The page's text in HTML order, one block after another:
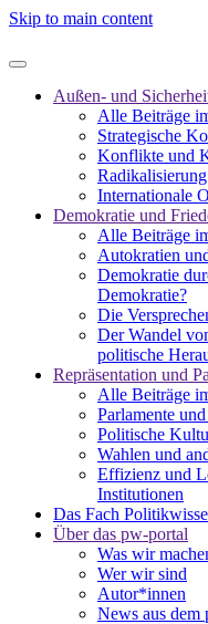
Skip to main content
Außen- und
Alle Beiträge
Strategische
Konflikte und
Internationale
Demokratie und
Alle Beiträge
Autokratien
Demokratie
Demokratie?
Die
Der Wandel
politische
Repräsentation und
Alle Beiträge
Parlamente
Politische
Wahlen und
Effizienz und
Institutionen
Das Fach
Über das pw-portal
Was wir
Wer wir sind
Autor*innen
News aus dem